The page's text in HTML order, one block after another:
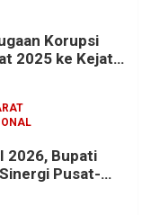
Korupsi
2025 ke Kejati
Jalan
2026, Bupati
Pusat-